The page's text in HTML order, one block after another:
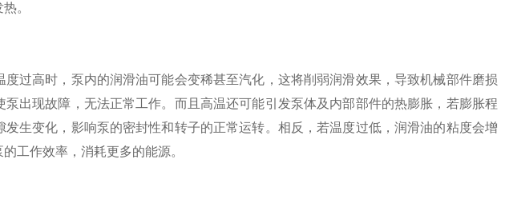
。
高时，泵内的润滑油可能会变稀甚至汽化，这将削弱润滑效果，导致机械部件磨损
出现故障，无法正常工作。而且高温还可能引发泵体及内部部件的热膨胀，若膨胀程
生变化，影响泵的密封性和转子的正常运转。相反，若温度过低，润滑油的粘度会增
工作效率，消耗更多的能源。